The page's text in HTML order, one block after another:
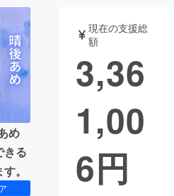
音楽
ェット ゲーム・サ
性化
め
きる
。
現在の支援総
額
3,36
1,00
6円